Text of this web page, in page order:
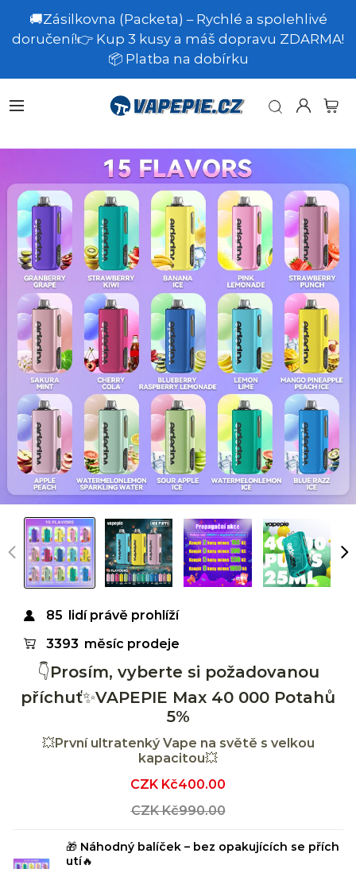
🚚Zásilkovna (Packeta) – Rychlé a spolehlivé
doručení!👉 Kup 3 kusy a máš dopravu ZDARMA!
📦 Platba na dobírku
85 lidí právě prohlíží
3393 měsíc prodeje
👇Prosím, vyberte si požadovanou
příchuť✨VAPEPIE Max 40 000 Potahů
5%
💥První ultratenký Vape na světě s velkou
kapacitou💥
Sale
CZK Kč400.00
Regular
CZK Kč990.00
🎁 Náhodný balíček – bez opakujících se přích
utí🔥